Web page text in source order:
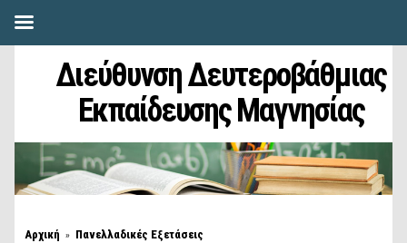
Διεύθυνση Δευτεροβάθμιας
Εκπαίδευσης Μαγνησίας
Αρχική » Πανελλαδικές Εξετάσεις